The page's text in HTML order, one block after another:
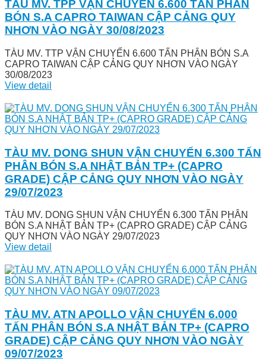
TÀU MV. TPP VẬN CHUYỂN 6.600 TẤN PHÂN
BÓN S.A CAPRO TAIWAN CẬP CẢNG QUY
NHƠN VÀO NGÀY 30/08/2023
TÀU MV. TTP VẬN CHUYỂN 6.600 TẤN PHÂN BÓN S.A
CAPRO TAIWAN CẬP CẢNG QUY NHƠN VÀO NGÀY
30/08/2023
View detail
TÀU MV. DONG SHUN VẬN CHUYỂN 6.300 TẤN
PHÂN BÓN S.A NHẬT BẢN TP+ (CAPRO
GRADE) CẬP CẢNG QUY NHƠN VÀO NGÀY
29/07/2023
TÀU MV. DONG SHUN VẬN CHUYỂN 6.300 TẤN PHÂN
BÓN S.A NHẬT BẢN TP+ (CAPRO GRADE) CẬP CẢNG
QUY NHƠN VÀO NGÀY 29/07/2023
View detail
TÀU MV. ATN APOLLO VẬN CHUYỂN 6.000
TẤN PHÂN BÓN S.A NHẬT BẢN TP+ (CAPRO
GRADE) CẬP CẢNG QUY NHƠN VÀO NGÀY
09/07/2023